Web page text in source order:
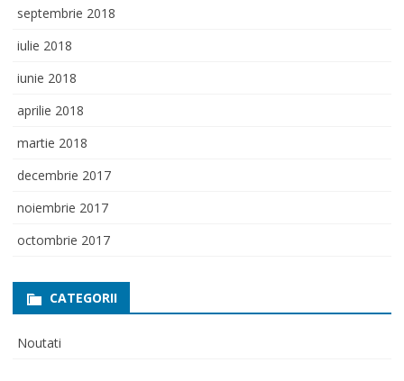
septembrie 2018
iulie 2018
iunie 2018
aprilie 2018
martie 2018
decembrie 2017
noiembrie 2017
octombrie 2017
CATEGORII
Noutati